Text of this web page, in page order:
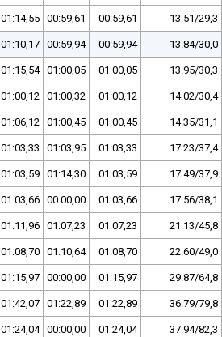
01:14,55 00:59,61 00:59,61 13.51/29,3
01:10,17 00:59,94 00:59,94 13.84/30,0
01:15,54 01:00,05 01:00,05 13.95/30,3
01:00,12 01:00,32 01:00,12 14.02/30,4
01:06,12 01:00,45 01:00,45 14.35/31,1
01:03,33 01:03,95 01:03,33 17.23/37,4
01:03,59 01:14,30 01:03,59 17.49/37,9
01:03,66 00:00,00 01:03,66 17.56/38,1
01:11,96 01:07,23 01:07,23 21.13/45,8
01:08,70 01:10,64 01:08,70 22.60/49,0
01:15,97 00:00,00 01:15,97 29.87/64,8
01:42,07 01:22,89 01:22,89 36.79/79,8
01:24,04 00:00,00 01:24,04 37.94/82,3